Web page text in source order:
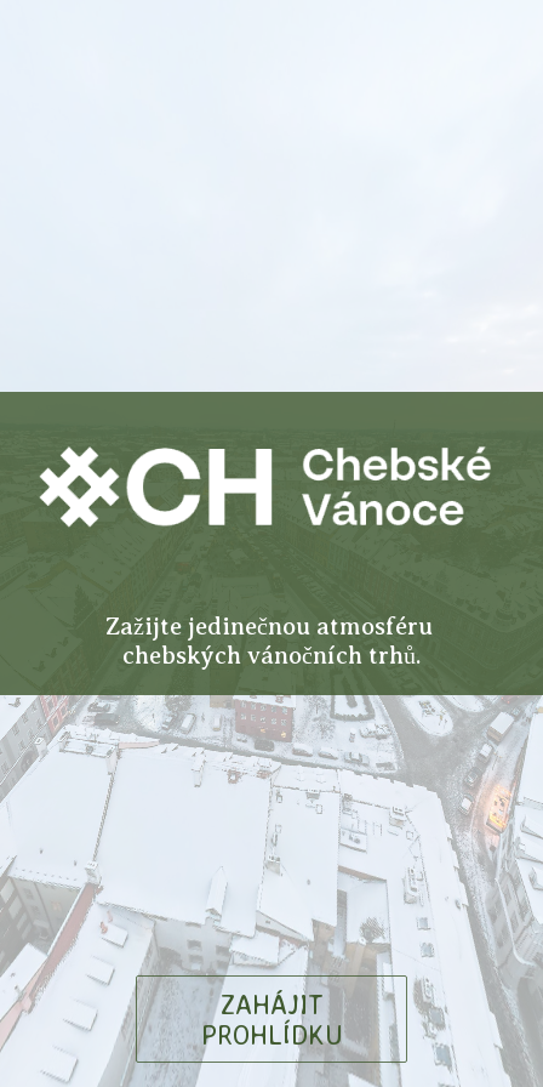
Zažijte jedinečnou atmosféru
chebských vánočních trhů.
ZAHÁJIT
PROHLÍDKU